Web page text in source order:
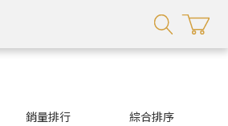
銷量排行 綜合排序